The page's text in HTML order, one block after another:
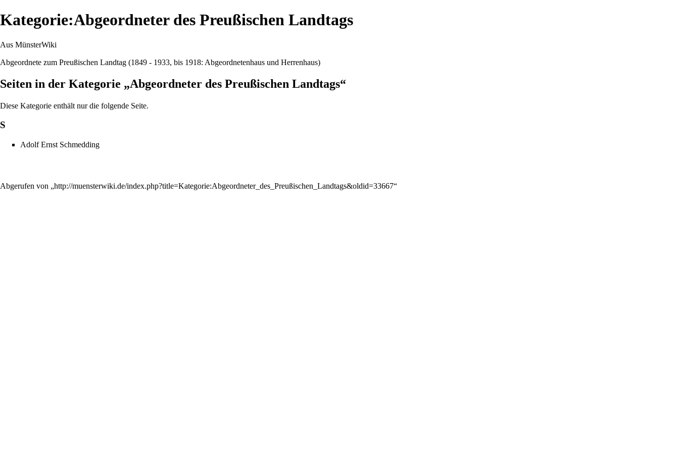
Kategorie:Abgeordneter des Preußischen Landtags
Aus MünsterWiki
Abgeordnete zum Preußischen Landtag (1849 - 1933, bis 1918: Abgeordnetenhaus und Herrenhaus)
Seiten in der Kategorie „Abgeordneter des Preußischen Landtags“
Diese Kategorie enthält nur die folgende Seite.
S
Adolf Ernst Schmedding
Abgerufen von „http://muensterwiki.de/index.php?title=Kategorie:Abgeordneter_des_Preußischen_Landtags&oldid=33667“